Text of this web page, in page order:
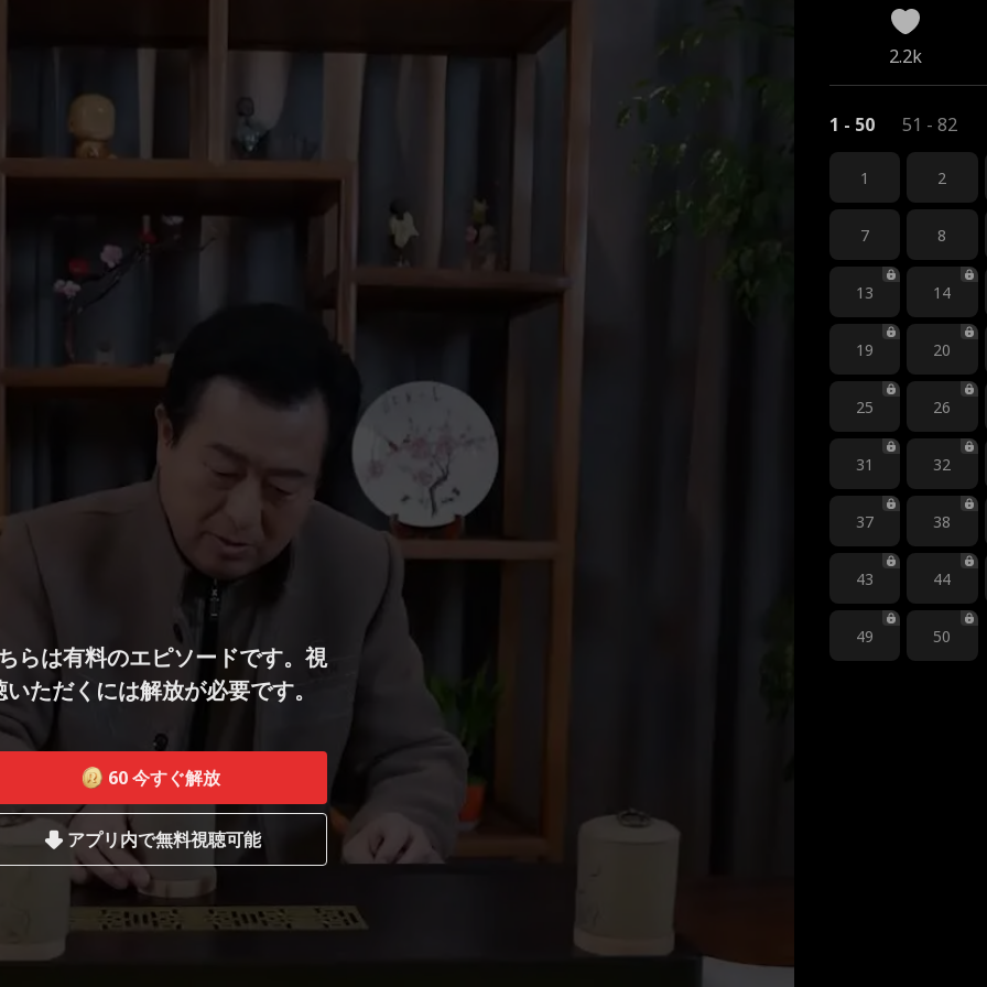
らは有料のエピソードです。視
いただくには解放が必要です。
60 今すぐ解放
アプリ内で無料視聴可能
2.2k
1 - 50 51 - 82
1 2
7 8
13 14
19 20
25 26
31 32
37 38
43 44
49 50